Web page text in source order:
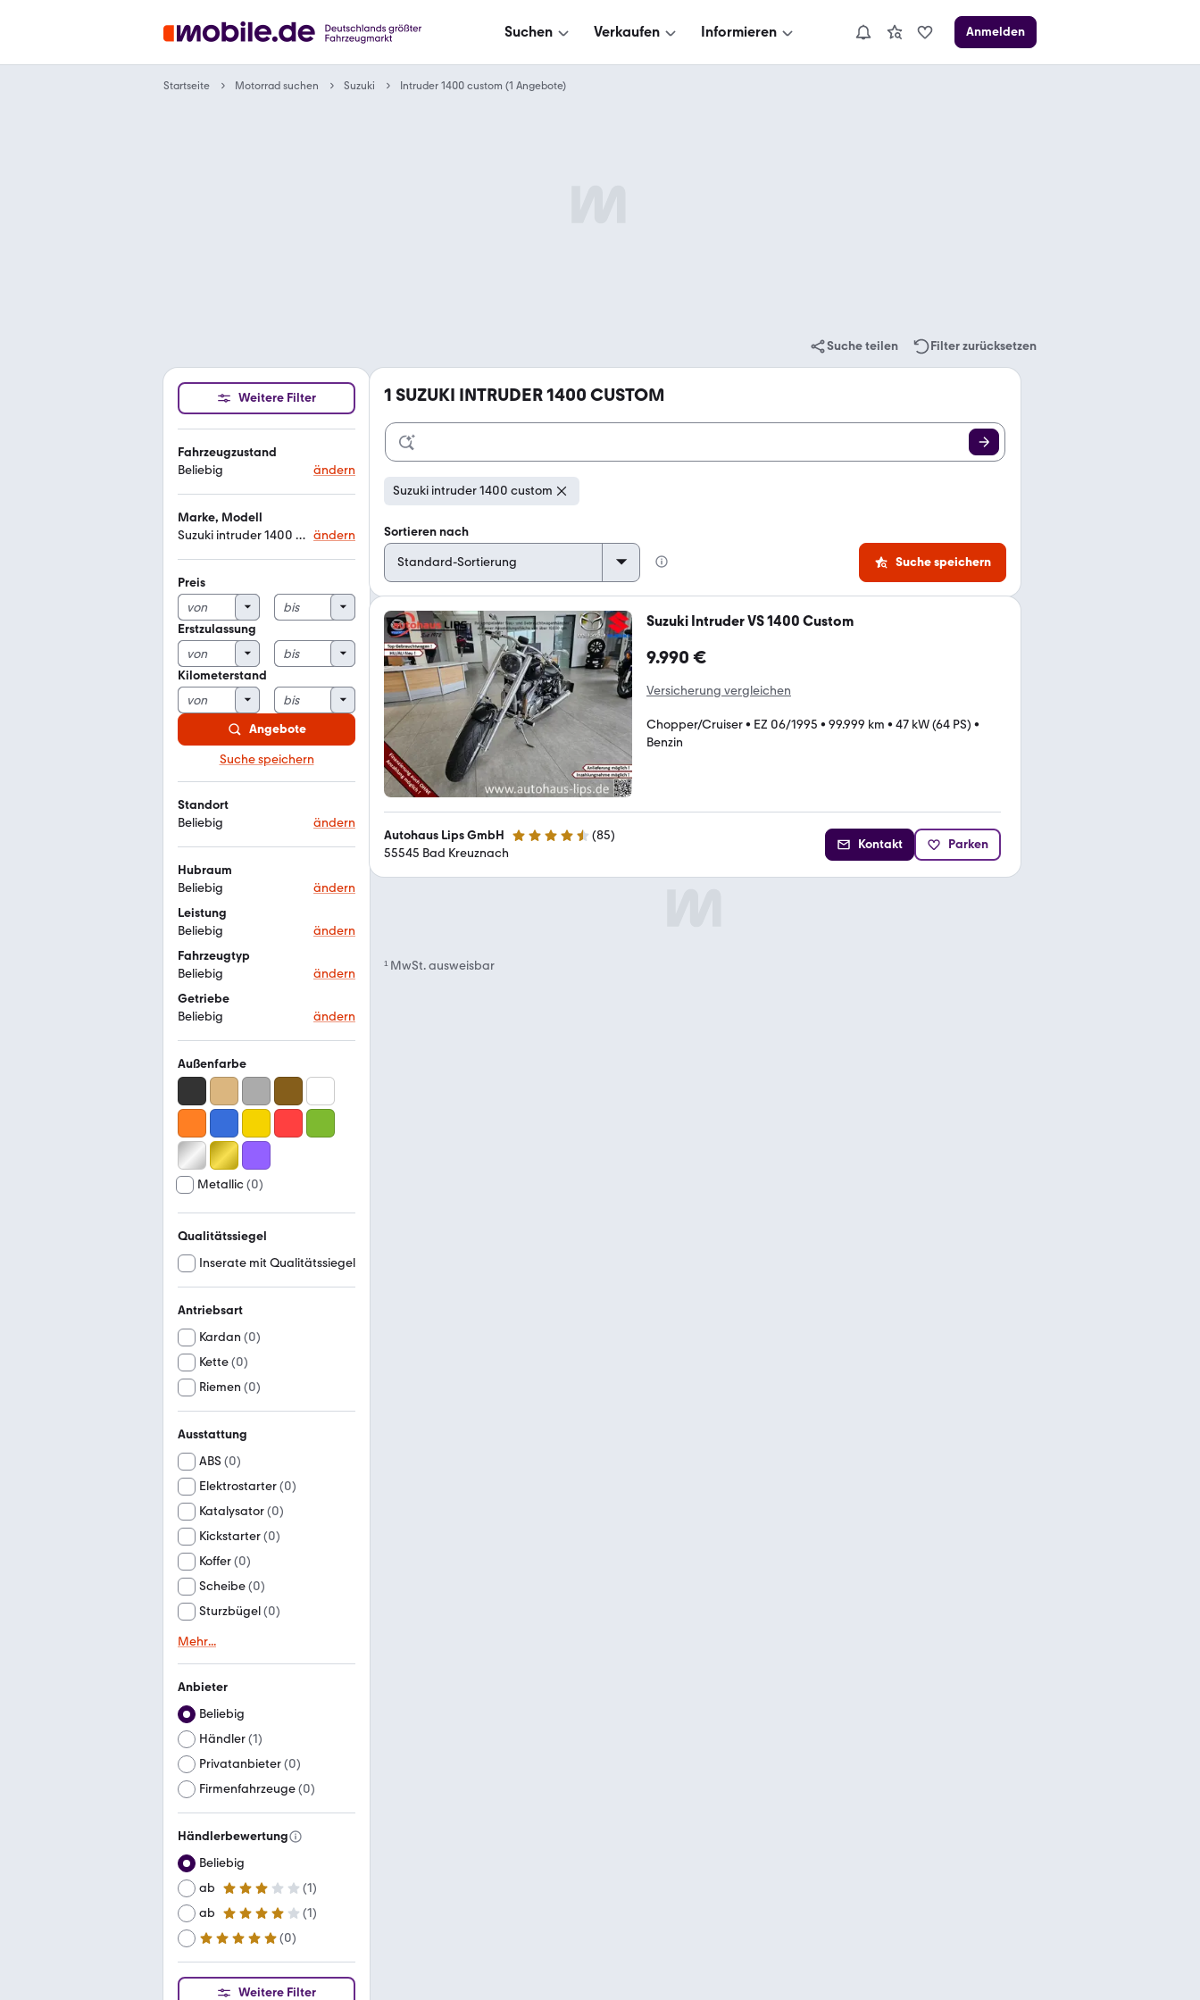
Suchen Verkaufen Informieren Anmelden
Startseite Motorrad suchen Suzuki Intruder 1400 custom (1 Angebote)
Suche teilen Filter zurücksetzen
Weitere Filter
Fahrzeugzustand
Beliebig
ändern
Marke, Modell
Suzuki intruder 1400 custom ändern
Preis
Erstzulassung
Kilometerstand
Angebote
Suche speichern
Standort
Beliebig
ändern
Hubraum
Beliebig
ändern
Leistung
Beliebig
ändern
Fahrzeugtyp
Beliebig
ändern
Getriebe
Beliebig
ändern
Außenfarbe
Metallic(0)
Qualitätssiegel
Inserate mit Qualitätssiegel
Antriebsart
Kardan (0)
Kette(0)
Riemen (0)
Ausstattung
ABS (0)
Elektrostarter(0)
Katalysator(0)
Kickstarter(0)
Koffer(0)
Scheibe(0)
Sturzbügel(0)
Mehr...
Anbieter
Beliebig
Händler(1)
Privatanbieter(0)
Firmenfahrzeuge(0)
Händlerbewertung
Beliebig
ab
3 Sterne (1)
ab
4 Sterne (1)
ab
5 Sterne (0)
Weitere Filter
1 SUZUKI INTRUDER 1400 CUSTOM
Suzuki intruder 1400 custom
Sortieren nach
Suche speichern
Suzuki Intruder VS 1400 Custom
9.990 €
Versicherung vergleichen
Chopper/Cruiser• EZ 06/1995 • 99.999 km • 47 kW (64 PS) •
Benzin
Autohaus Lips GmbH 4.5 Sterne (85)
55545 Bad Kreuznach
Kontakt Parken
¹MwSt. ausweisbar